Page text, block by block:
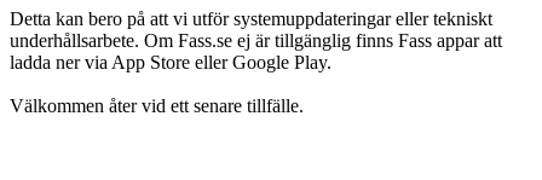
Detta kan bero på att vi utför systemuppdateringar eller tekniskt
underhållsarbete. Om Fass.se ej är tillgänglig finns Fass appar att
ladda ner via App Store eller Google Play.
Välkommen åter vid ett senare tillfälle.